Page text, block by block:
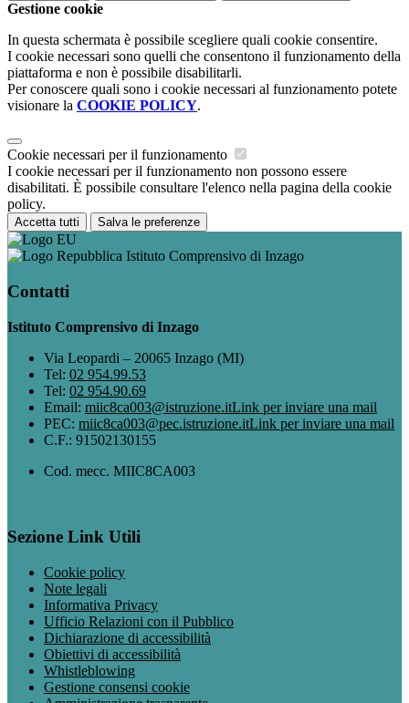
Gestione cookie
In questa schermata è possibile scegliere quali cookie consentire.
I cookie necessari sono quelli che consentono il funzionamento della
piattaforma e non è possibile disabilitarli.
Per conoscere quali sono i cookie necessari al funzionamento potete
visionare la COOKIE POLICY.
Cookie necessari per il funzionamento
I cookie necessari per il funzionamento non possono essere
disabilitati. È possibile consultare l'elenco nella pagina della cookie
policy.
Accetta tutti Salva le preferenze
Istituto Comprensivo di Inzago
Contatti
Istituto Comprensivo di Inzago
Via Leopardi – 20065 Inzago (MI)
Tel: 02 954.99.53
Tel: 02 954.90.69
Email: miic8ca003@istruzione.itLink per inviare una mail
PEC: miic8ca003@pec.istruzione.itLink per inviare una mail
C.F.: 91502130155
Cod. mecc. MIIC8CA003
Sezione Link Utili
Cookie policy
Note legali
Informativa Privacy
Ufficio Relazioni con il Pubblico
Dichiarazione di accessibilità
Obiettivi di accessibilità
Whistleblowing
Gestione consensi cookie